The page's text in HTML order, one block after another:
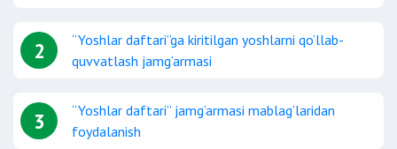
2
“Yoshlar daftari”ga kiritilgan yoshlarni qo‘llab-
quvvatlash jamg‘armasi
3
“Yoshlar daftari” jamg‘armasi mablag‘laridan
foydalanish